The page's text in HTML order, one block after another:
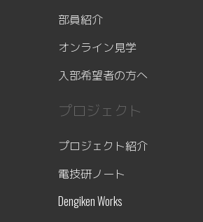
部員紹介
オンライン見学
入部希望者の方へ
プロジェクト
プロジェクト紹介
電技研ノート
Dengiken Works